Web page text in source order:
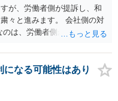
が、労働者側が提訴し、和
々と進みます。 会社側の対
は、労働者側が「争わな
なる可能性はあり